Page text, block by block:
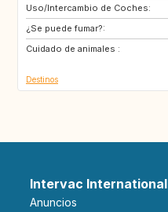
Uso/Intercambio de Coches:
¿Se puede fumar?:
Cuidado de animales :
DK
IS
SE
Destinos
Intervac International
Anuncios